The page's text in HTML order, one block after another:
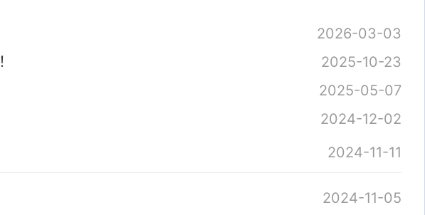
2026-03-03
2025-10-23
2025-05-07
2024-12-02
2024-11-11
2024-11-05